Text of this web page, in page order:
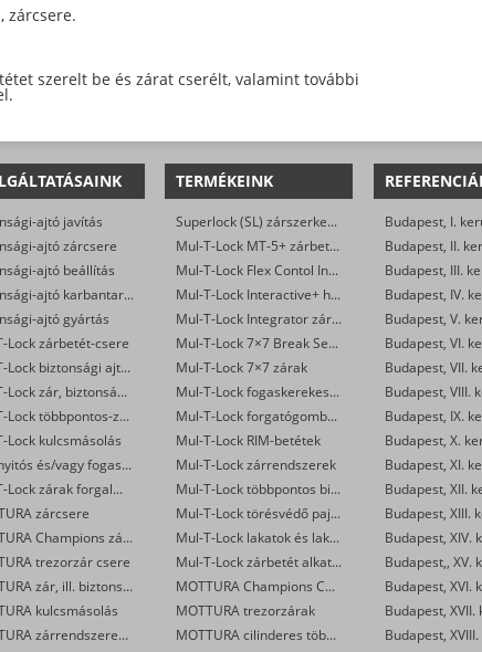
zárcsere.
szerelt be és zárat cserélt, valamint további
ajtó javítás
ajtó zárcsere
ajtó beállítás
Biztonsági-ajtó karbantartás
ajtó gyártás
Lock zárbetét-csere
Mul-T-Lock biztonsági ajtó szervizelése
Mul-T-Lock zár, biztonsági ajtó nyitása
Mul-T-Lock többpontos-zár csere
Lock kulcsmásolás
Vésznyitós és/vagy fogaskerekes Mul-T-Lock zárak készítése
Mul-T-Lock zárak forgalmazása
zárcsere
MOTTURA Champions zárbetét-csere
trezorzár csere
MOTTURA zár, ill. biztonsági ajtó nyitása
kulcsmásolás
MOTTURA zárrendszerek gyártása
TERMÉKEINK
Superlock (SL) zárszerkezet
Mul-T-Lock MT-5+ zárbetétek
Mul-T-Lock Flex Contol Interactive+ zárbetétek
Mul-T-Lock Interactive+ hengerzár-betétek
Mul-T-Lock Integrator zárbetétek
Mul-T-Lock 7×7 Break Secure hengerzárbetétek
Mul-T-Lock 7×7 zárak
Mul-T-Lock fogaskerekes zárbetétek
Mul-T-Lock forgatógombos zárbetétek
Mul-T-Lock RIM-betétek
Mul-T-Lock zárrendszerek
Mul-T-Lock többpontos biztonsági ajtó zár
Mul-T-Lock törésvédő pajzsok
Mul-T-Lock lakatok és lakatpántok
Mul-T-Lock zárbetét alkatrészek
MOTTURA Champions C28/29 zárbetétek
MOTTURA trezorzárak
MOTTURA cilinderes többpontos zárak
Budapest, I.
Budapest, II.
Budapest, III.
Budapest, IV.
Budapest, V.
Budapest, VI.
Budapest, VII.
Budapest, VIII.
Budapest, IX.
Budapest, X.
Budapest, XI.
Budapest, XII.
Budapest, XIII.
Budapest, XIV.
Budapest,, XV.
Budapest, XVI.
Budapest, XVII.
Budapest,